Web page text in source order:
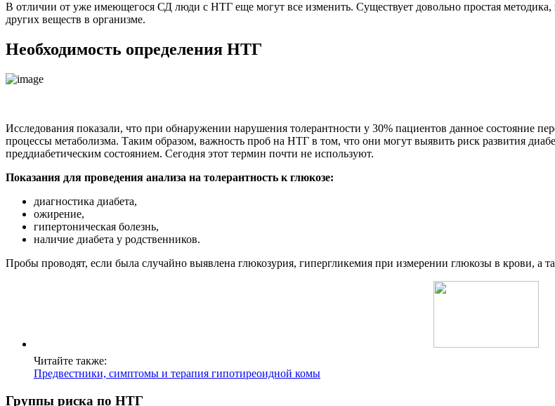
В отличии от уже имеющегося СД люди с НТГ еще могут все изменить. Существует довольно простая методика,
других веществ в организме.
Необходимость определения НТГ
Исследования показали, что при обнаружении нарушения толерантности у 30% пациентов данное состояние
процессы метаболизма. Таким образом, важность проб на НТГ в том, что они могут выявить риск развития
преддиабетическим состоянием. Сегодня этот термин почти не используют.
Показания для проведения анализа на толерантность к глюкозе:
диагностика диабета,
ожирение,
гипертоническая болезнь,
наличие диабета у родственников.
Пробы проводят, если была случайно выявлена глюкозурия, гипергликемия при измерении глюкозы в крови, а
Читайте также:
Предвестники, симптомы и терапия гипотиреоидной комы
Группы риска по НТГ